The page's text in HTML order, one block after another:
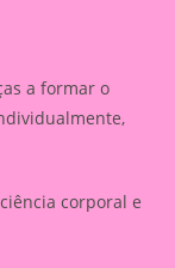
a formar o
corporal e